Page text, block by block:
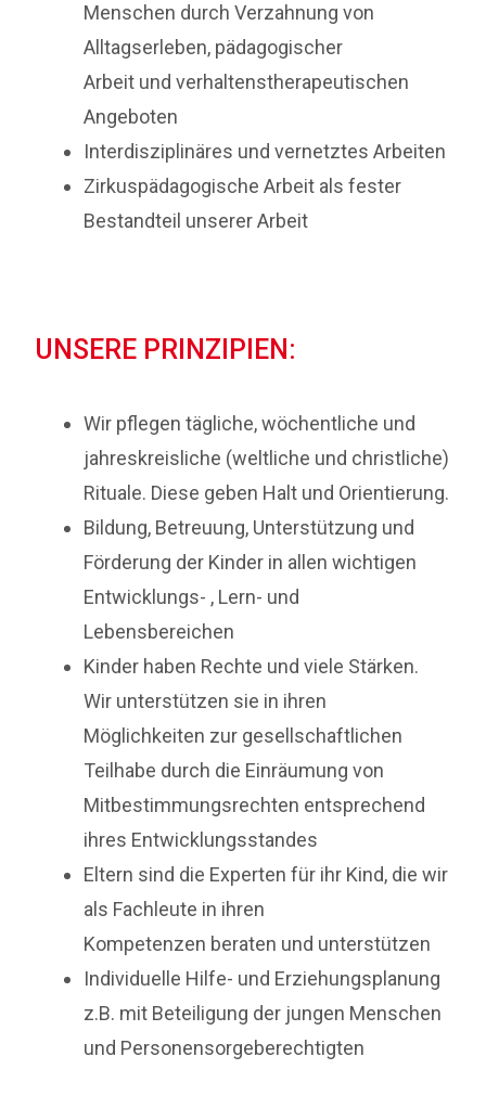
Menschen durch Verzahnung von
Alltagserleben, pädagogischer
Arbeit und verhaltenstherapeutischen
Angeboten
Interdisziplinäres und vernetztes Arbeiten
Zirkuspädagogische Arbeit als fester
Bestandteil unserer Arbeit
UNSERE PRINZIPIEN:
Wir pflegen tägliche, wöchentliche und
jahreskreisliche (weltliche und christliche)
Rituale. Diese geben Halt und Orientierung.
Bildung, Betreuung, Unterstützung und
Förderung der Kinder in allen wichtigen
Entwicklungs- , Lern- und
Lebensbereichen
Kinder haben Rechte und viele Stärken.
Wir unterstützen sie in ihren
Möglichkeiten zur gesellschaftlichen
Teilhabe durch die Einräumung von
Mitbestimmungsrechten entsprechend
ihres Entwicklungsstandes
Eltern sind die Experten für ihr Kind, die wir
als Fachleute in ihren
Kompetenzen beraten und unterstützen
Individuelle Hilfe- und Erziehungsplanung
z.B. mit Beteiligung der jungen Menschen
und Personensorgeberechtigten